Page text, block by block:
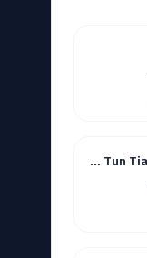
The All-devouring Whale Homecoming (Kun Tun Tianxia Zhi Zhang Men Guilai)